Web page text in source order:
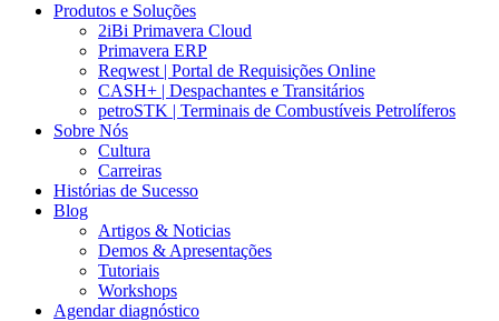
Produtos e Soluções
2iBi Primavera Cloud
Primavera ERP
Reqwest | Portal de Requisições Online
CASH+ | Despachantes e Transitários
petroSTK | Terminais de Combustíveis Petrolíferos
Sobre Nós
Cultura
Carreiras
Histórias de Sucesso
Blog
Artigos & Noticias
Demos & Apresentações
Tutoriais
Workshops
Agendar diagnóstico